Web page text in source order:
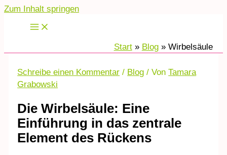
Zum Inhalt springen
Start Blog Wirbelsäule
Schreibe einen Kommentar / Blog / VonTamara
Grabowski
Die Wirbelsäule: Eine
Einführung in das zentrale
Element des Rückens